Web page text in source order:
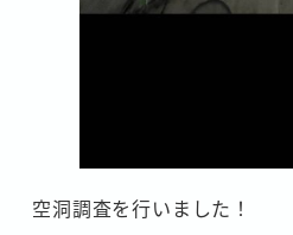
空洞調査を行いました！